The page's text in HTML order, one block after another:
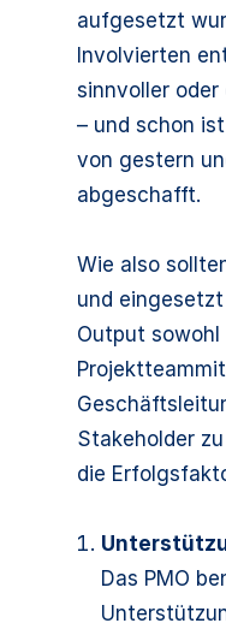
aufgesetzt
Involvierten
sinnvoller
– und schon
von gestern
abgeschafft.
Wie also
und
Output sowohl
Stakeholder
die
Das PMO